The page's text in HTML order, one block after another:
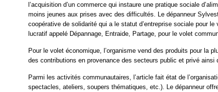
l’acquisition d’un commerce qui instaure une pratique sociale
moins jeunes aux prises avec des difficultés. Le dépanneur
coopérative de solidarité qui a le statut d’entreprise sociale pour
lucratif appelé Dépannage, Entraide, Partage, pour le volet
Pour le volet économique, l’organisme vend des produits pour la
des contributions en provenance des secteurs public et privé ainsi
Parmi les activités communautaires, l’article fait état de
spectacles, ateliers, soupers thématiques, etc.). Le dépanneur